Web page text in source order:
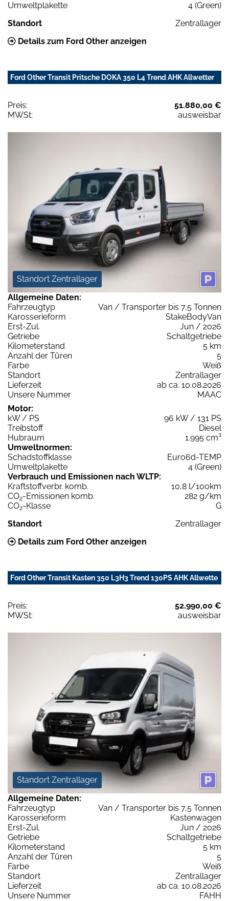
Umweltplakette
4 (Green)
Standort
Zentrallager
Details zum Ford Other anzeigen
Ford Other Transit Pritsche DOKA 350 L4 Trend AHK Allwetter
Preis:
51.880,00 €
MWSt:
ausweisbar
Standort Zentrallager
Allgemeine Daten:
Fahrzeugtyp
Van / Transporter bis 7,5 Tonnen
Karosserieform
StakeBodyVan
Erst-Zul.
Jun / 2026
Getriebe
Schaltgetriebe
Kilometerstand
5 km
Anzahl der Türen
5
Farbe
Weiß
Standort
Zentrallager
Lieferzeit
ab ca. 10.08.2026
Unsere Nummer
MAAC
Motor:
kW / PS
96 kW / 131 PS
Treibstoff
Diesel
Hubraum
1.995 cm³
Umweltnormen:
Schadstoffklasse
Euro6d-TEMP
Umweltplakette
4 (Green)
Verbrauch und Emissionen nach WLTP:
Kraftstoffverbr. komb.
10,8 l/100km
CO2-Emissionen komb.
282 g/km
CO2-Klasse
G
Standort
Zentrallager
Details zum Ford Other anzeigen
Ford Other Transit Kasten 350 L3H3 Trend 130PS AHK Allwette
Preis:
52.990,00 €
MWSt:
ausweisbar
Standort Zentrallager
Allgemeine Daten:
Fahrzeugtyp
Van / Transporter bis 7,5 Tonnen
Karosserieform
Kastenwagen
Erst-Zul.
Jun / 2026
Getriebe
Schaltgetriebe
Kilometerstand
5 km
Anzahl der Türen
5
Farbe
Weiß
Standort
Zentrallager
Lieferzeit
ab ca. 10.08.2026
Unsere Nummer
FAHH